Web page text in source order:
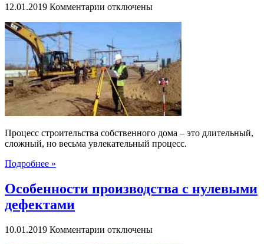
12.01.2019 Комментарии к
нужны
геодезические
работы
отключены
Процесс строительства собственного дома – это длительный,
сложный, но весьма увлекательный процесс.
Подробнее »
Особенности производства с нулевыми
дефектами
10.01.2019 Комментарии котключены